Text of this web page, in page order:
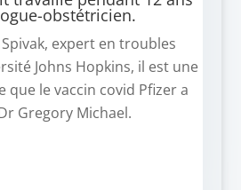
obstétricien.
expert en troubles
Johns Hopkins, il est une
que le vaccin covid Pfizer a
Gregory Michael.